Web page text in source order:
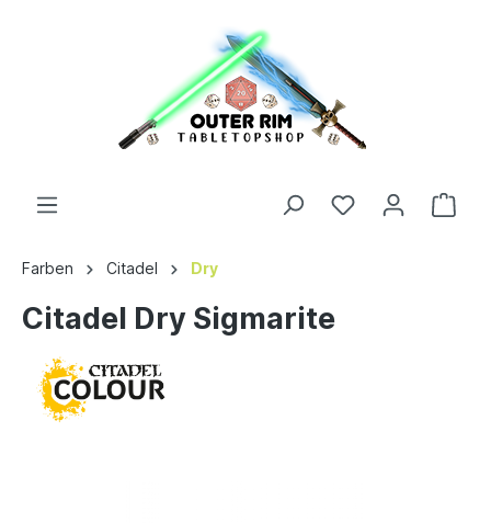
Farben Citadel Dry
Citadel Dry Sigmarite